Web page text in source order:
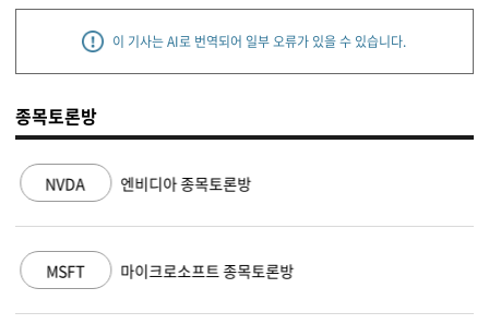
이 기사는 AI로 번역되어 일부 오류가 있을 수 있습니다.
종목토론방
NVDA 엔비디아 종목토론방
MSFT 마이크로소프트 종목토론방